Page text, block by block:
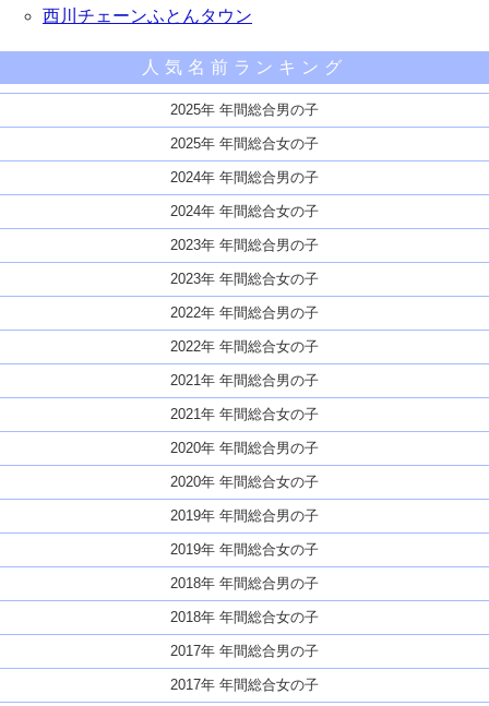
西川チェーンふとんタウン
人気名前ランキング
2025年 年間総合男の子
2025年 年間総合女の子
2024年 年間総合男の子
2024年 年間総合女の子
2023年 年間総合男の子
2023年 年間総合女の子
2022年 年間総合男の子
2022年 年間総合女の子
2021年 年間総合男の子
2021年 年間総合女の子
2020年 年間総合男の子
2020年 年間総合女の子
2019年 年間総合男の子
2019年 年間総合女の子
2018年 年間総合男の子
2018年 年間総合女の子
2017年 年間総合男の子
2017年 年間総合女の子